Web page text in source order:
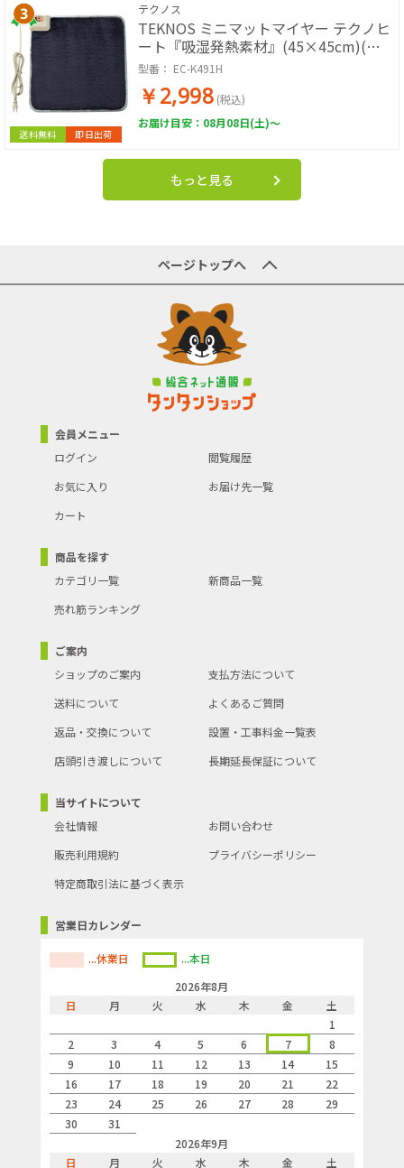
送料無料 即日出荷
テクノス
TEKNOS ミニマットマイヤー テクノヒ
ート『吸湿発熱素材』(45×45cm)(ネ
イビー) EC-K491H
型番： EC-K491H
￥2,998 (税込)
お届け目安：08月08日(土)～
もっと見る
ページトップへ
会員メニュー
ログイン
閲覧履歴
お気に入り
お届け先一覧
カート
商品を探す
カテゴリ一覧
新商品一覧
売れ筋ランキング
ご案内
ショップのご案内
支払方法について
送料について
よくあるご質問
返品・交換について
設置・工事料金一覧表
店頭引き渡しについて
長期延長保証について
当サイトについて
会社情報
お問い合わせ
販売利用規約
プライバシーポリシー
特定商取引法に基づく表示
営業日カレンダー
...休業日
...本日
2026年8月
日
月 火 水 木 金
土
1
2
3 4 5 6 7
8
9
10 11 12 13 14
15
16
17 18 19 20 21
22
23
24 25 26 27 28
29
30
31
2026年9月
日
月 火 水 木 金 土